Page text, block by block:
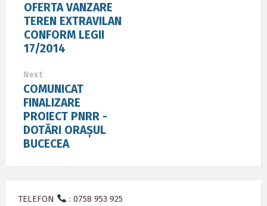
OFERTA VANZARE
TEREN EXTRAVILAN
CONFORM LEGII
17/2014
Next
COMUNICAT
FINALIZARE
PROIECT PNRR -
DOTĂRI ORAȘUL
BUCECEA
TELEFON : 0758 953 925